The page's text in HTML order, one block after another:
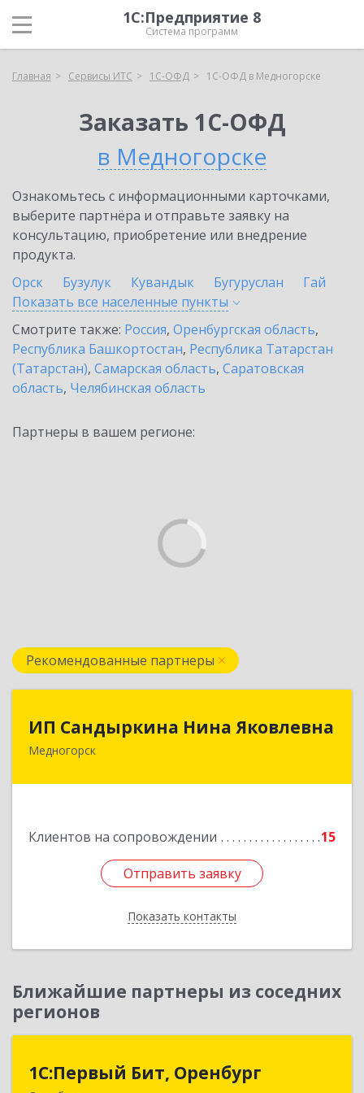
1С:Предприятие 8
Система программ
Главная Сервисы ИТС 1С-ОФД 1С-ОФД в Медногорске
Заказать 1С-ОФД
в Медногорске
Ознакомьтесь с информационными карточками,
выберите партнёра и отправьте заявку на
консультацию, приобретение или внедрение
продукта.
Орск
Бузулук Кувандык Бугуруслан
Гай
Показать все населенные пункты
Смотрите также: Россия, Оренбургская область,
Республика Башкортостан, Республика Татарстан
(Татарстан), Самарская область, Саратовская
область, Челябинская область
Партнеры в вашем регионе:
Рекомендованные партнеры
ИП Сандыркина Нина Яковлевна
Медногорск
Клиентов на сопровождении 15
Отправить заявку
Показать контакты
462270, Оренбургская обл, Медногорск г,
Отправить заявку
Назад
Ближайшие партнеры из соседних
регионов
1С:Первый Бит, Оренбург
1С:Первый Бит, Оренбург